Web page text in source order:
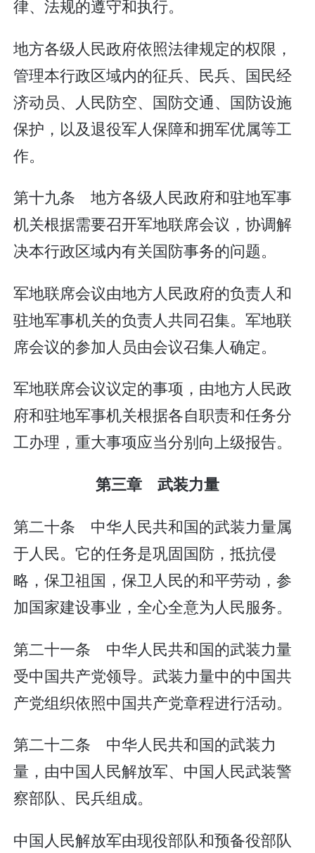
律、法规的遵守和执行。
地方各级人民政府依照法律规定的权限，
管理本行政区域内的征兵、民兵、国民经
济动员、人民防空、国防交通、国防设施
保护，以及退役军人保障和拥军优属等工
作。
第十九条 地方各级人民政府和驻地军事
机关根据需要召开军地联席会议，协调解
决本行政区域内有关国防事务的问题。
军地联席会议由地方人民政府的负责人和
驻地军事机关的负责人共同召集。军地联
席会议的参加人员由会议召集人确定。
军地联席会议议定的事项，由地方人民政
府和驻地军事机关根据各自职责和任务分
工办理，重大事项应当分别向上级报告。
第三章 武装力量
第二十条 中华人民共和国的武装力量属
于人民。它的任务是巩固国防，抵抗侵
略，保卫祖国，保卫人民的和平劳动，参
加国家建设事业，全心全意为人民服务。
第二十一条 中华人民共和国的武装力量
受中国共产党领导。武装力量中的中国共
产党组织依照中国共产党章程进行活动。
第二十二条 中华人民共和国的武装力
量，由中国人民解放军、中国人民武装警
察部队、民兵组成。
中国人民解放军由现役部队和预备役部队